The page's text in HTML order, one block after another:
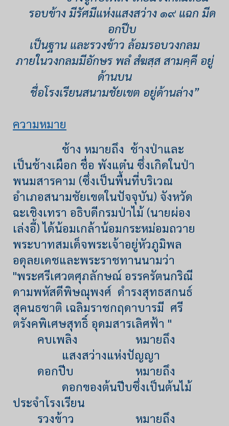
รอบข้าง มีรัศมีแห่งแสงสว่าง ๑๙ แฉก มีด
อกปีบ
เป็นฐาน และรวงข้าว ล้อมรอบวงกลม
ภายในวงกลมมีอักษร พลํ สํฆสฺส สามคฺคี อยู่
ด้านบน
ชื่อโรงเรียนสนามชัยเขต อยู่ด้านล่าง”
ความหมาย
ช้าง หมายถึง ช้างป่าและ
เป็นช้างเผือก ชื่อ พังแต๋น ซึ่งเกิดในป่า
พนมสารคาม (ซึ่งเป็นพื้นที่บริเวณ
อำเภอสนามชัยเขตในปัจจุบัน) จังหวัด
ฉะเชิงเทรา อธิบดีกรมป่าไม้ (นายผ่อง
เล่งอี้) ได้น้อมเกล้าน้อมกระหม่อมถวาย
พระบาทสมเด็จพระเจ้าอยู่หัวภูมิพล
อดุลยเดชและพระราชทานนามว่า
"พระศรีเศวตศุภลักษณ์ อรรครัตนกริณี
ดามพหัสดีพิษณุพงศ์ ดำรงสุทธสกนธ์
สุคนธชาติ เฉลิมราชกฤดาบารมี ศรี
ตรังคพิเศษสุทธิ์ อุดมสารเลิศฟ้า "
คบเพลิง
หมายถึง
แสงสว่างแห่งปัญญา
ดอกปีบ
หมายถึง
ดอกของต้นปีบซึ่งเป็นต้นไม้
ประจำโรงเรียน
รวงข้าว
หมายถึง